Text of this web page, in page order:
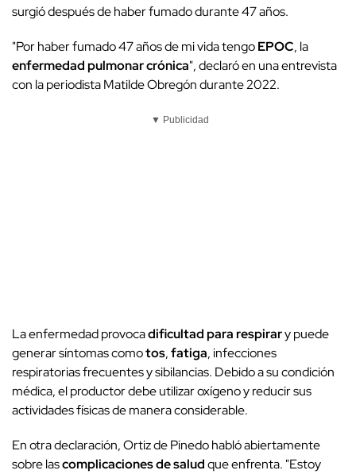
surgió después de haber fumado durante 47 años.
"Por haber fumado 47 años de mi vida tengoEPOC, la
enfermedad pulmonar crónica", declaró en una entrevista
con la periodista Matilde Obregón durante 2022.
▼ Publicidad
La enfermedad provocadificultad para respirary puede
generar síntomas comotos,fatiga, infecciones
respiratorias frecuentes y sibilancias. Debido a su condición
médica, el productor debe utilizar oxígeno y reducir sus
actividades físicas de manera considerable.
En otra declaración, Ortiz de Pinedo habló abiertamente
sobre lascomplicaciones de saludque enfrenta. "Estoy